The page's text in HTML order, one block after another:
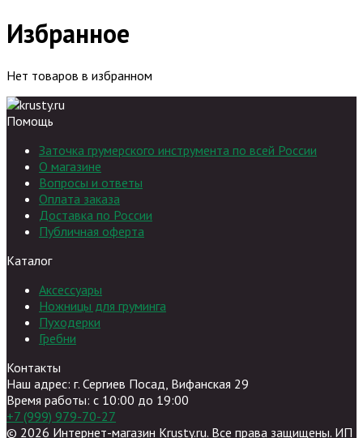
Избранное
Нет товаров в избранном
Помощь
Заточка грумерского инструмента по всей России
О магазине
Вопросы и ответы
Оплата заказа
Доставка по России
Публичная оферта
Каталог
Аксессуары
Ножницы для груминга
Пуходерки
Гребни
Контакты
Наш адрес: г. Сергиев Посад, Вифанская 29
Время работы: c 10:00 до 19:00
+7 (999) 979-70-27
© 2026 Интернет-магазин Krusty.ru. Все права защищены. ИП